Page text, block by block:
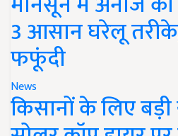
3 आसान घरेलू
फफूंदी
News
किसानों के लिए